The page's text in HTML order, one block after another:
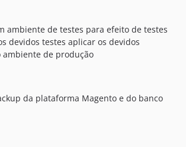
ambiente de testes para efeito de testes
devidos testes aplicar os devidos
de produção
da plataforma Magento e do banco